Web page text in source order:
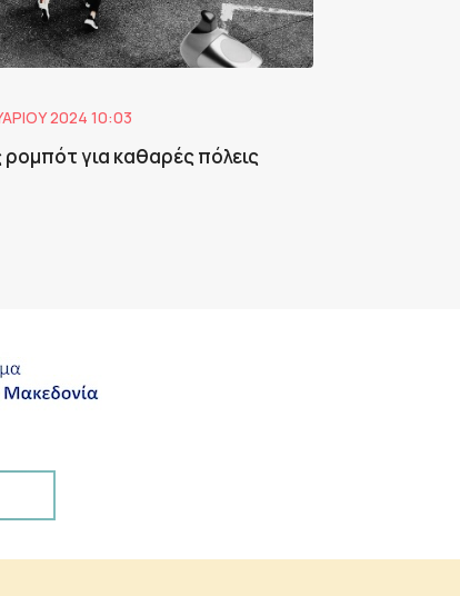
2024 10:03
ρομπότ για καθαρές πόλεις